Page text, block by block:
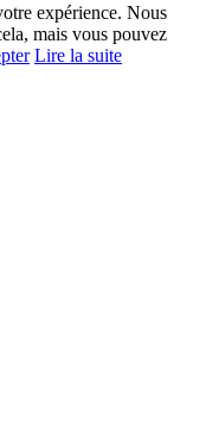
expérience. Nous
mais vous pouvez
Lire la suite